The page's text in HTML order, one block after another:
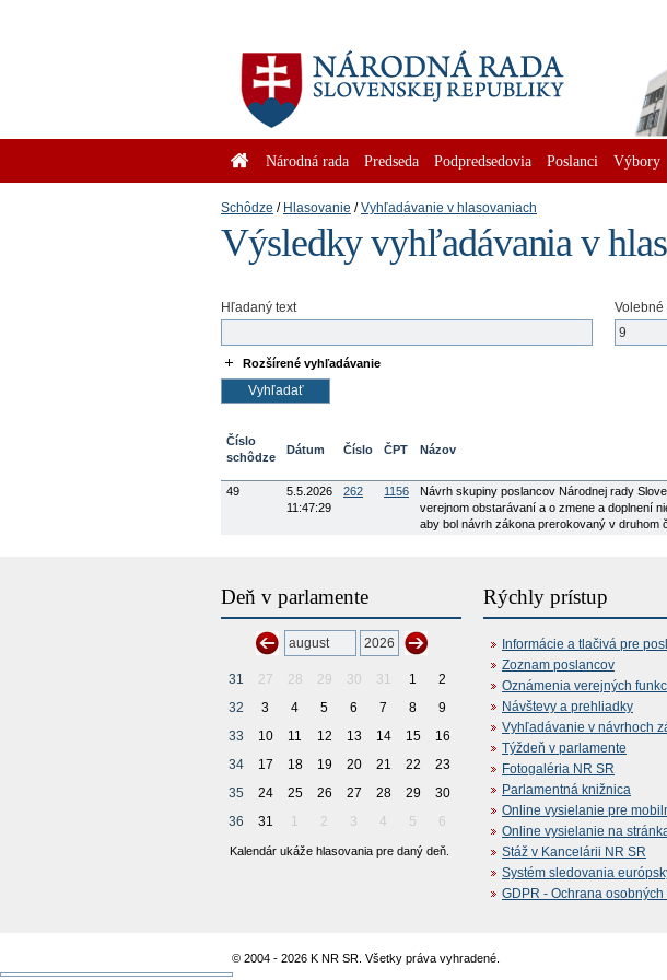
Národná rada Predseda Podpredsedovia Poslanci Výbory
Schôdze Hlasovanie Vyhľadávanie v hlasovaniach
Výsledky vyhľadávania v
Hľadaný text Volebné
Rozšírené vyhľadávanie
Číslo
schôdze
Dátum Číslo ČPT Názov
49
5.5.2026
11:47:29
262 1156
Návrh skupiny poslancov Národnej rady
verejnom obstarávaní a o zmene a doplnení
aby bol návrh zákona prerokovaný v druhom
Deň v parlamente
31 27 28 29 30 31 1
2
32
3 4 5 6 7 8
9
33
10 11 12 13 14 15
16
34
17 18 19 20 21 22
23
35
24 25 26 27 28 29
30
36
31 1 2 3 4 5 6
Kalendár ukáže hlasovania pre daný deň.
Rýchly prístup
Informácie a tlačivá pre
Zoznam poslancov
Oznámenia verejných
Návštevy a prehliadky
Vyhľadávanie v návrhoch
Týždeň v parlamente
Fotogaléria NR SR
Parlamentná knižnica
Online vysielanie pre
Online vysielanie na
Stáž v Kancelárii NR SR
Systém sledovania
GDPR - Ochrana
© 2004 - 2026 K NR SR. Všetky práva vyhradené.